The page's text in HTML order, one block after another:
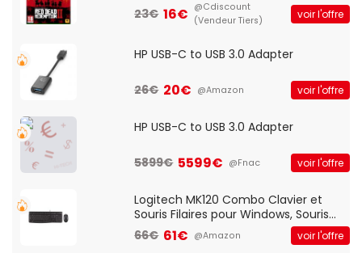
23€ 16€ @Cdiscount
(Vendeur Tiers)
voir l'offre
HP USB-C to USB 3.0 Adapter
26€ 20€ @Amazon voir l'offre
HP USB-C to USB 3.0 Adapter
5899€ 5599€ @Fnac voir l'offre
Logitech MK120 Combo Clavier et
Souris Filaires pour Windows, Souris
Optique Filaire, Connexion USB Plug
And Play, Confortable, Taille
66€ 61€ @Amazon voir l'offre